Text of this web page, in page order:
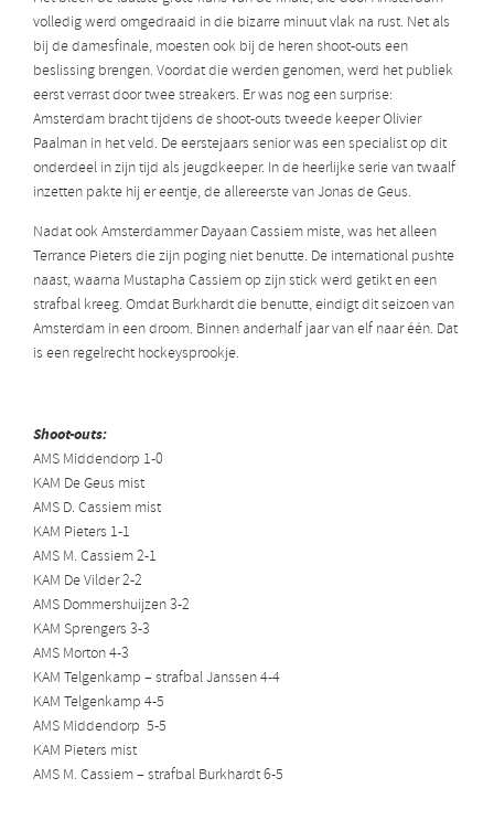
volledig werd omgedraaid in die bizarre minuut vlak na rust. Net als
bij de damesfinale, moesten ook bij de heren shoot-outs een
beslissing brengen. Voordat die werden genomen, werd het publiek
eerst verrast door twee streakers. Er was nog een surprise:
Amsterdam bracht tijdens de shoot-outs tweede keeper Olivier
Paalman in het veld. De eerstejaars senior was een specialist op dit
onderdeel in zijn tijd als jeugdkeeper. In de heerlijke serie van twaalf
inzetten pakte hij er eentje, de allereerste van Jonas de Geus.
Nadat ook Amsterdammer Dayaan Cassiem miste, was het alleen
Terrance Pieters die zijn poging niet benutte. De international pushte
naast, waarna Mustapha Cassiem op zijn stick werd getikt en een
strafbal kreeg. Omdat Burkhardt die benutte, eindigt dit seizoen van
Amsterdam in een droom. Binnen anderhalf jaar van elf naar één. Dat
is een regelrecht hockeysprookje.
Shoot-outs:
AMS Middendorp 1-0
KAM De Geus mist
AMS D. Cassiem mist
KAM Pieters 1-1
AMS M. Cassiem 2-1
KAM De Vilder 2-2
AMS Dommershuijzen 3-2
KAM Sprengers 3-3
AMS Morton 4-3
KAM Telgenkamp – strafbal Janssen 4-4
KAM Telgenkamp 4-5
AMS Middendorp 5-5
KAM Pieters mist
AMS M. Cassiem – strafbal Burkhardt 6-5